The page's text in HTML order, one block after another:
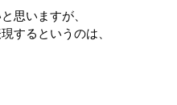
思いますが、
するというのは、